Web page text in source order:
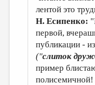
лентой это
Н. Есипенко:
первой,
публикации -
("слиток
пример
полисемичной!